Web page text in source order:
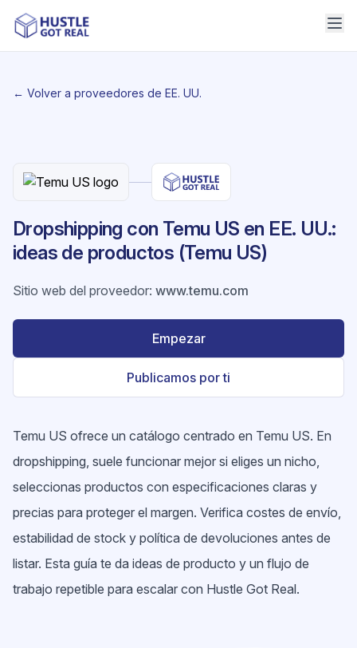
← Volver a proveedores de EE. UU.
Dropshipping con Temu US en EE. UU.:
ideas de productos (Temu US)
Sitio web del proveedor: www.temu.com
Empezar
Publicamos por ti
Temu US ofrece un catálogo centrado en Temu US. En
dropshipping, suele funcionar mejor si eliges un nicho,
seleccionas productos con especificaciones claras y
precias para proteger el margen. Verifica costes de envío,
estabilidad de stock y política de devoluciones antes de
listar. Esta guía te da ideas de producto y un flujo de
trabajo repetible para escalar con Hustle Got Real.